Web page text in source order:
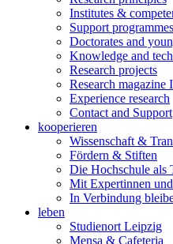
Institutes &
Support programmes
Doctorates and
Knowledge and
Research projects
Research magazine
Experience research
Contact and Support
kooperieren
Wissenschaft &
Fördern & Stiften
Die Hochschule als
Mit Expertinnen
In Verbindung
leben
Studienort Leipzig
Mensa & Cafeteria